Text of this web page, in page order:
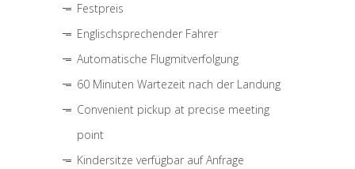
Festpreis
Englischsprechender Fahrer
Automatische Flugmitverfolgung
60 Minuten Wartezeit nach der Landung
Convenient pickup at precise meeting
point
Kindersitze verfügbar auf Anfrage